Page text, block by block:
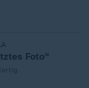
Foto"